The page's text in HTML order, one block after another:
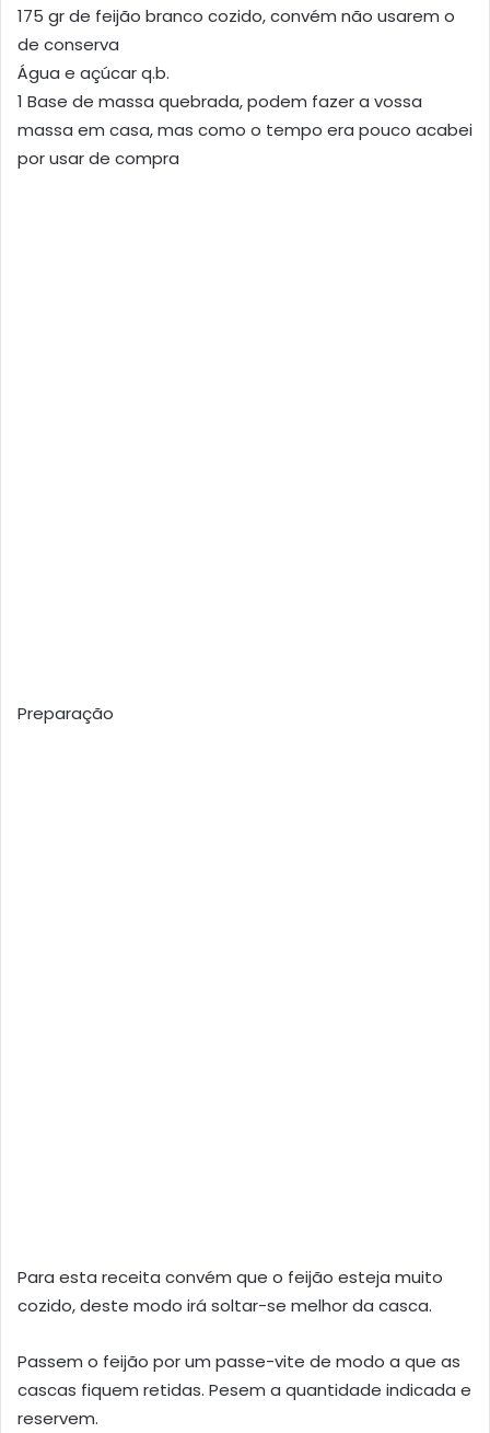
175 gr de feijão branco cozido, convém não usarem o
de conserva
Água e açúcar q.b.
1 Base de massa quebrada, podem fazer a vossa
massa em casa, mas como o tempo era pouco acabei
por usar de compra
Preparação
Para esta receita convém que o feijão esteja muito
cozido, deste modo irá soltar-se melhor da casca.
Passem o feijão por um passe-vite de modo a que as
cascas fiquem retidas. Pesem a quantidade indicada e
reservem.